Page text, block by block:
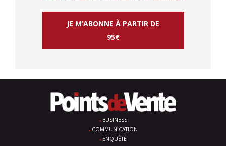
JE M’ABONNE À PARTIR DE
95€
BUSINESS
COMMUNICATION
ENQUÊTE